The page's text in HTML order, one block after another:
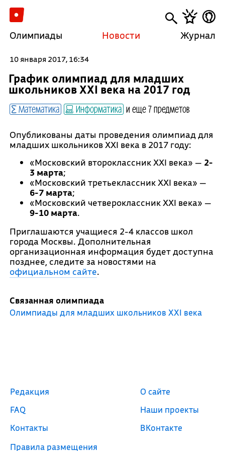
Олимпиады Новости Журнал
10 января 2017, 16:34
График олимпиад для младших
школьников XXI века на 2017 год
Математика Информатика и еще 7 предметов
Опубликованы даты проведения олимпиад для
младших школьников XXI века в 2017 году:
«Московский второклассник XXI века» — 2-
3 марта;
«Московский третьеклассник XXI века» —
6-7 марта;
«Московский четвероклассник XXI века» —
9-10 марта.
Приглашаются учащиеся 2-4 классов школ
города Москвы. Дополнительная
организационная информация будет доступна
позднее, следите за новостями на
официальном сайте.
Связанная олимпиада
Олимпиады для младших школьников XXI века
Редакция
FAQ
Контакты
Правила размещения
О сайте
Наши проекты
ВКонтакте